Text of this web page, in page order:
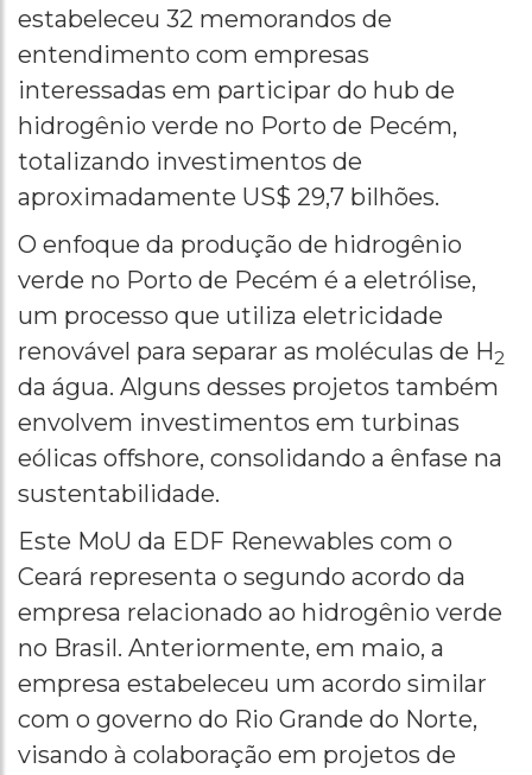
estabeleceu 32 memorandos de
entendimento com empresas
interessadas em participar do hub de
hidrogênio verde no Porto de Pecém,
totalizando investimentos de
aproximadamente US$ 29,7 bilhões.
O enfoque da produção de hidrogênio
verde no Porto de Pecém é a eletrólise,
um processo que utiliza eletricidade
renovável para separar as moléculas de H2
da água. Alguns desses projetos também
envolvem investimentos em turbinas
eólicas offshore, consolidando a ênfase na
sustentabilidade.
Este MoU da EDF Renewables com o
Ceará representa o segundo acordo da
empresa relacionado ao hidrogênio verde
no Brasil. Anteriormente, em maio, a
empresa estabeleceu um acordo similar
com o governo do Rio Grande do Norte,
visando à colaboração em projetos de